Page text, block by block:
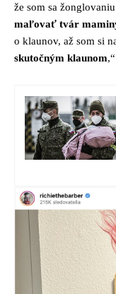
že som sa
maľovať tvár
o klaunov, až som si
skutočným klaunom